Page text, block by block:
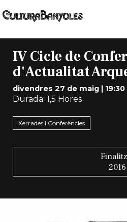
IV Cicle de
d'Actualitat
divendres 27 de maig| 19:30
Durada: 1,5 Hores
Xerrades i Conferències
2016